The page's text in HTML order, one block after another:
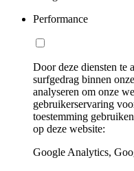
Performance
Door deze diensten te
surfgedrag binnen
analyseren om onze
gebruikerservaring
toestemming
op deze website:
Google Analytics,